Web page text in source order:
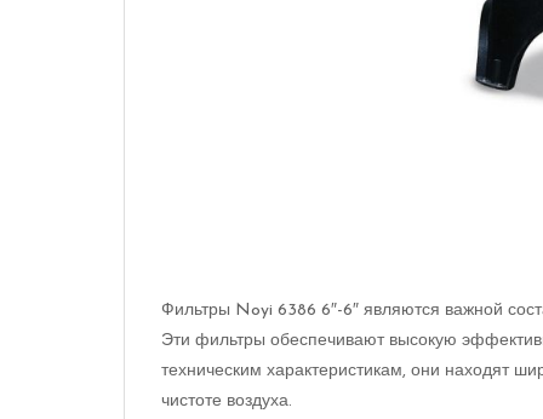
Фильтры Noyi 6386 6″-6″ являются важной
Эти фильтры обеспечивают высокую
техническим характеристикам, они находят
чистоте воздуха.